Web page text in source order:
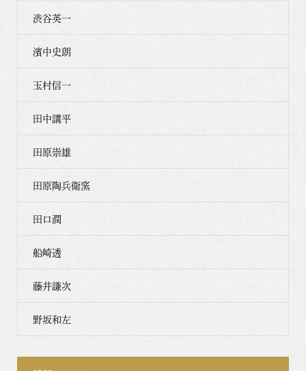
渋谷英一
濱中史朗
玉村信一
田中講平
田原崇雄
田原陶兵衛窯
田口潤
船崎透
藤井謙次
野坂和左